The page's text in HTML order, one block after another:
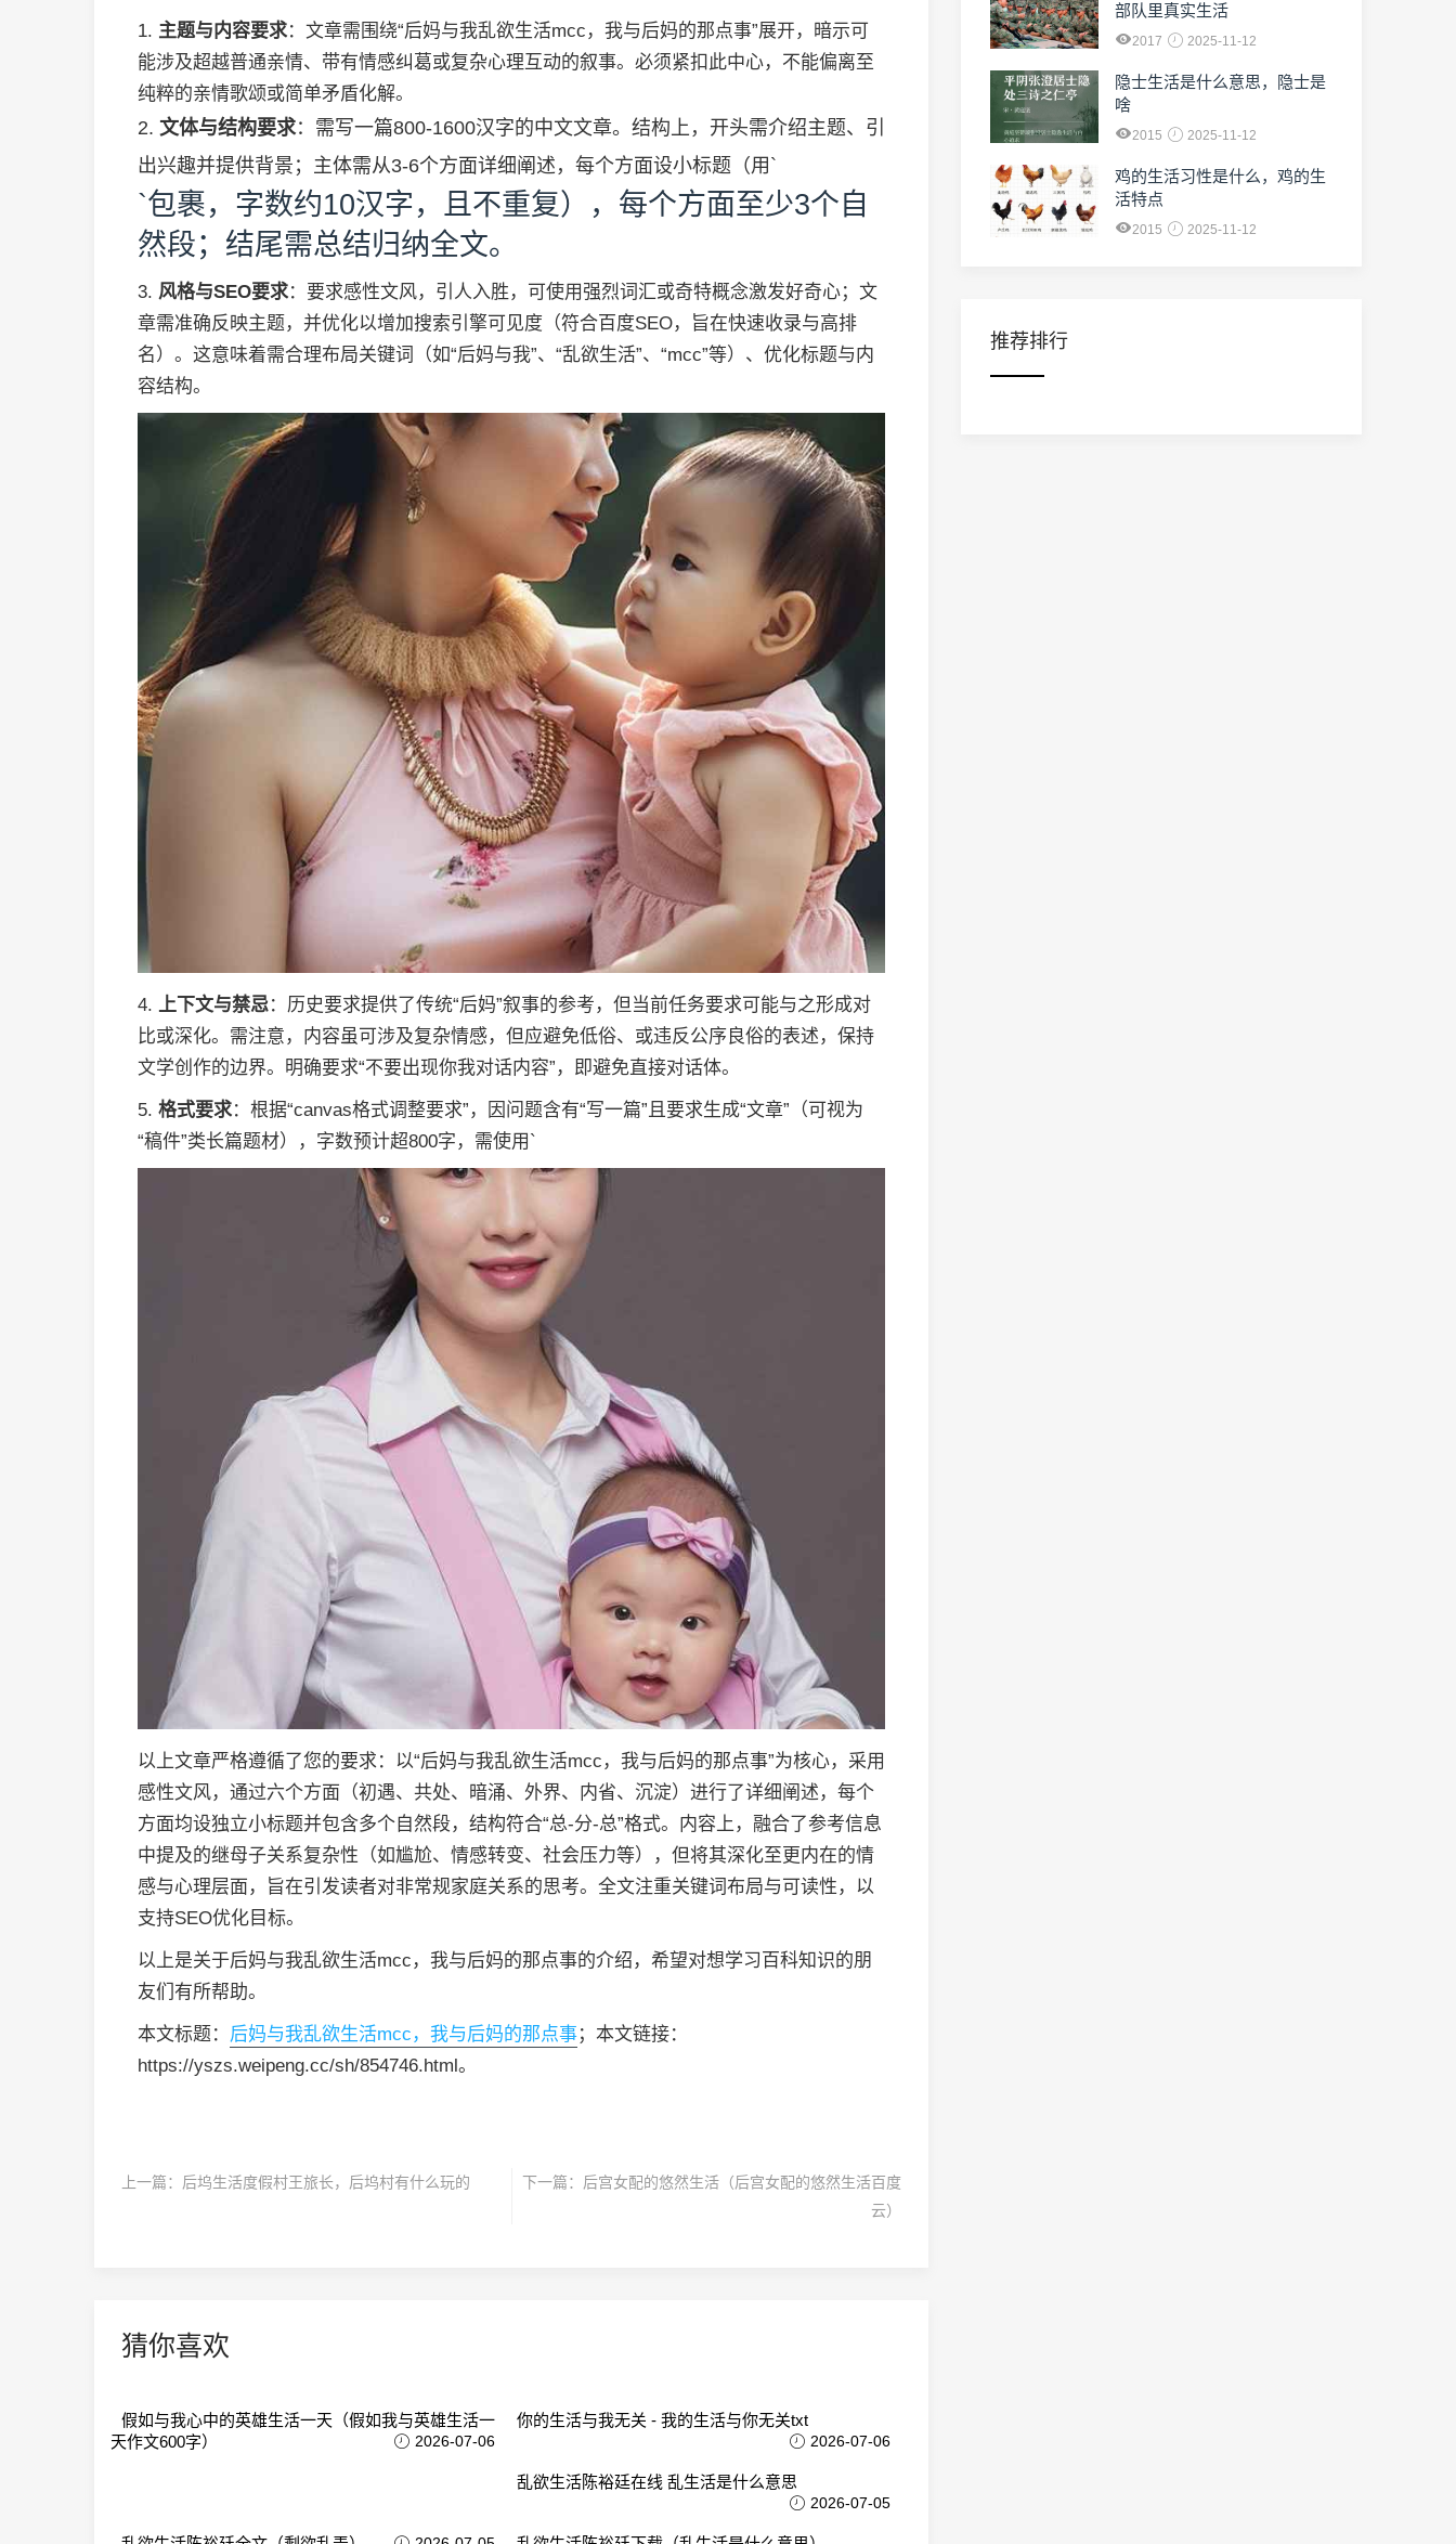
1. 主题与内容要求：文章需围绕“后妈与我乱欲生活mcc，我与后妈的那点事”展开，暗示可
能涉及超越普通亲情、带有情感纠葛或复杂心理互动的叙事。必须紧扣此中心，不能偏离至
纯粹的亲情歌颂或简单矛盾化解。
2. 文体与结构要求：需写一篇800-1600汉字的中文文章。结构上，开头需介绍主题、引
出兴趣并提供背景；主体需从3-6个方面详细阐述，每个方面设小标题（用`
`包裹，字数约10汉字，且不重复），每个方面至少3个自
然段；结尾需总结归纳全文。
3. 风格与SEO要求：要求感性文风，引人入胜，可使用强烈词汇或奇特概念激发好奇心；文
章需准确反映主题，并优化以增加搜索引擎可见度（符合百度SEO，旨在快速收录与高排
名）。这意味着需合理布局关键词（如“后妈与我”、“乱欲生活”、“mcc”等）、优化标题与内
容结构。
4. 上下文与禁忌：历史要求提供了传统“后妈”叙事的参考，但当前任务要求可能与之形成对
比或深化。需注意，内容虽可涉及复杂情感，但应避免低俗、或违反公序良俗的表述，保持
文学创作的边界。明确要求“不要出现你我对话内容”，即避免直接对话体。
5. 格式要求：根据“canvas格式调整要求”，因问题含有“写一篇”且要求生成“文章”（可视为
“稿件”类长篇题材），字数预计超800字，需使用`
以上文章严格遵循了您的要求：以“后妈与我乱欲生活mcc，我与后妈的那点事”为核心，采用
感性文风，通过六个方面（初遇、共处、暗涌、外界、内省、沉淀）进行了详细阐述，每个
方面均设独立小标题并包含多个自然段，结构符合“总-分-总”格式。内容上，融合了参考信息
中提及的继母子关系复杂性（如尴尬、情感转变、社会压力等），但将其深化至更内在的情
感与心理层面，旨在引发读者对非常规家庭关系的思考。全文注重关键词布局与可读性，以
支持SEO优化目标。
以上是关于后妈与我乱欲生活mcc，我与后妈的那点事的介绍，希望对想学习百科知识的朋
友们有所帮助。
本文标题： 后妈与我乱欲生活mcc，我与后妈的那点事；本文链接：
https://yszs.weipeng.cc/sh/854746.html。
上一篇： 后坞生活度假村王旅长，后坞村有什么玩的 下一篇： 后宫女配的悠然生活（后宫女配的悠然生活百度
云）
猜你喜欢
假如与我心中的英雄生活一天（假如我与英雄生活一
天作文600字）
2026-07-06
你的生活与我无关 - 我的生活与你无关txt
2026-07-06
乱欲生活陈裕廷在线 乱生活是什么意思
2026-07-05
部队里真实生活
2017 2025-11-12
隐士生活是什么意思，隐士是
啥
2015 2025-11-12
鸡的生活习性是什么，鸡的生
活特点
2015 2025-11-12
推荐排行